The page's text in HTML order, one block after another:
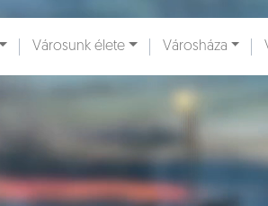
Városunk élete Városháza